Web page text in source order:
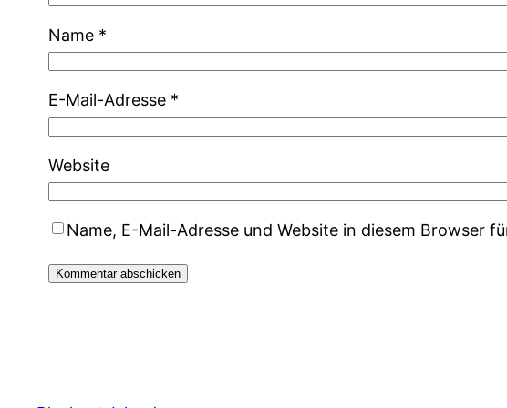
Name *
E-Mail-Adresse *
Website
Name, E-Mail-Adresse und Website in diesem Browser